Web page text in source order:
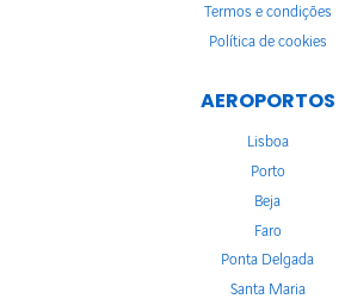
Termos e condições
Política de cookies
AEROPORTOS
Lisboa
Porto
Beja
Faro
Ponta Delgada
Santa Maria